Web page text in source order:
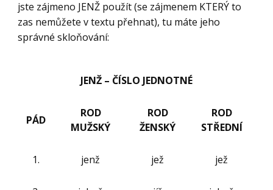
jste zájmeno JENŽ použít (se zájmenem KTERÝ to
zas nemůžete v textu přehnat), tu máte jeho
správné skloňování:
JENŽ – ČÍSLO JEDNOTNÉ
PÁD
ROD
MUŽSKÝ
ROD
ŽENSKÝ
ROD
STŘEDNÍ
1. jenž jež jež